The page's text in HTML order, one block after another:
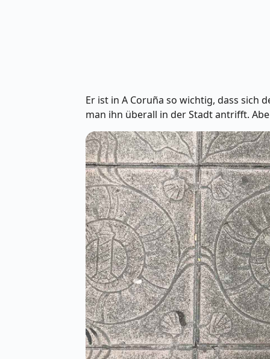
Er ist in A Coruña so wichtig, dass
man ihn überall in der Stadt antrifft.